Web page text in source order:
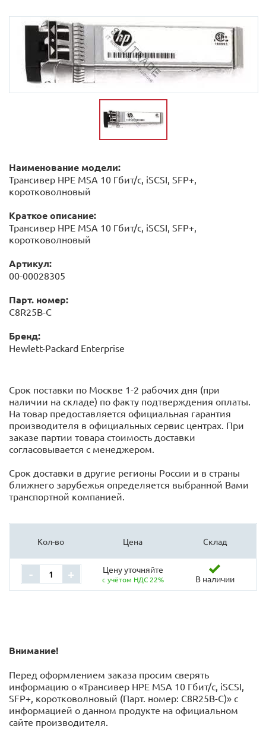
Наименование модели:
Трансивер HPE MSA 10 Гбит/с, iSCSI, SFP+,
коротковолновый
Краткое описание:
Трансивер HPE MSA 10 Гбит/с, iSCSI, SFP+,
коротковолновый
Артикул:
00-00028305
Парт. номер:
C8R25B-C
Бренд:
Hewlett-Packard Enterprise
Срок поставки по Москве 1-2 рабочих дня (при
наличии на складе) по факту подтверждения оплаты.
На товар предоставляется официальная гарантия
производителя в официальных сервис центрах. При
заказе партии товара стоимость доставки
согласовывается с менеджером.
Срок доставки в другие регионы России и в страны
ближнего зарубежья определяется выбранной Вами
транспортной компанией.
Кол-во Цена Склад
- + Цену уточняйте
с учётом НДС 22% В наличии
Внимание!
Перед оформлением заказа просим сверять
информацию о «Трансивер HPE MSA 10 Гбит/с, iSCSI,
SFP+, коротковолновый (Парт. номер: C8R25B-C)» с
информацией o данном продукте на официальном
сайте производителя.